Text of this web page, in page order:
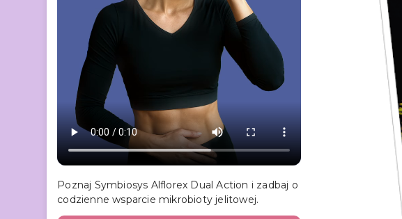
Poznaj Symbiosys Alflorex Dual Action i zadbaj o
codzienne wsparcie mikrobioty jelitowej.